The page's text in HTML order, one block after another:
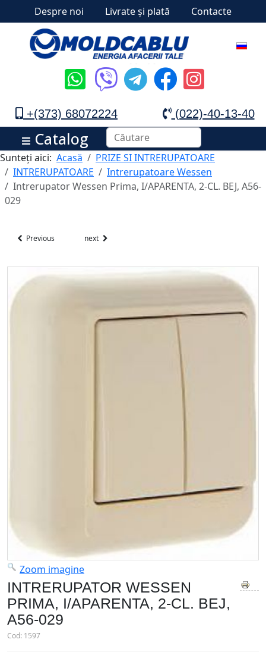
Despre noi Livrate și plată Contacte
+(373) 68072224 (022)-40-13-40
Catalog
Sunteți aici: Acasă
PRIZE SI INTRERUPATOARE
INTRERUPATOARE
Intrerupatoare Wessen
Intrerupator Wessen Prima, I/APARENTA, 2-CL. BEJ, A56-
029
Previous next
Zoom imagine
INTRERUPATOR WESSEN
PRIMA, I/APARENTA, 2-CL. BEJ,
A56-029
Cod: 1597